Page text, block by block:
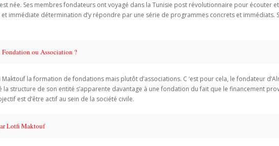
est née. Ses membres fondateurs ont voyagé dans la Tunisie post révolutionnaire pour écouter
immédiate détermination d’y répondre par une série de programmes concrets et immédiats.
ou Association ?
la formation de fondations mais plutôt d’associations. C ‘est pour cela, le fondateur
structure de son entité s’apparente davantage à une fondation du fait que le financement
est d’être actif au sein de la société civile.
Lotfi Maktouf